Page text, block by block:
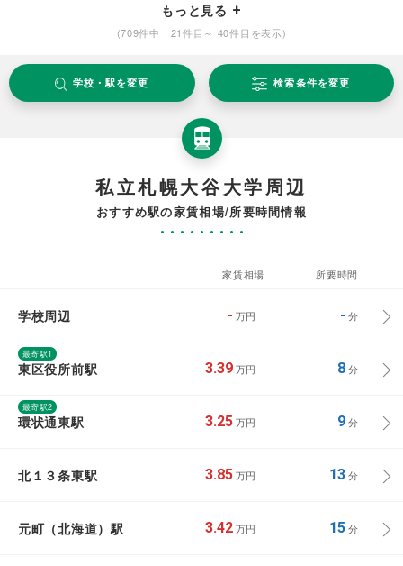
もっと見る
(709件中 21件目～ 40件目を表示)
学校・駅を変更 検索条件を変更
私立札幌大谷大学周辺
おすすめ駅の家賃相場/所要時間情報
家賃相場 所要時間
学校周辺 - 万円 - 分
最寄駅1
東区役所前駅 3.39 万円 8分
最寄駅2
環状通東駅 3.25 万円 9分
北１３条東駅 3.85 万円 13分
元町（北海道）駅 3.42 万円 15分